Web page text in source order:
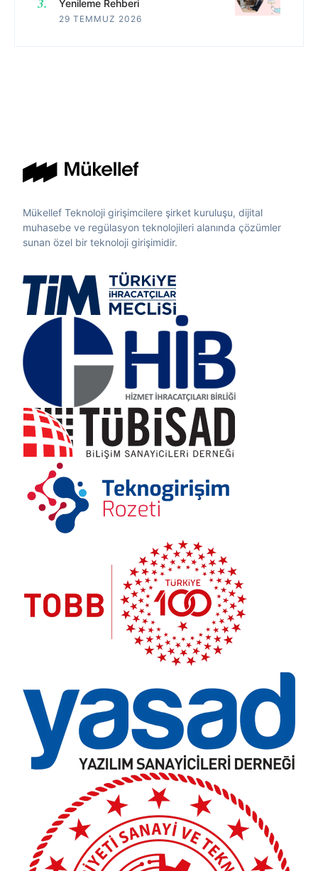
Yenileme Rehberi
29 TEMMUZ 2026
Mükellef Teknoloji girişimcilere şirket kuruluşu, dijital
muhasebe ve regülasyon teknolojileri alanında çözümler
sunan özel bir teknoloji girişimidir.